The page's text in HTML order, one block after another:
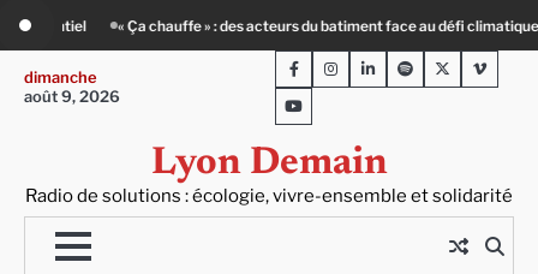
content
face au défi climatique 80 Jours Voyages : au cœur du Lengai avec Guy
dimanche
août 9, 2026
Lyon Demain
Radio de solutions : écologie, vivre-ensemble et solidarité
FacebookInstagram
LinkedInSpotifyTwitterViméo
Youtube